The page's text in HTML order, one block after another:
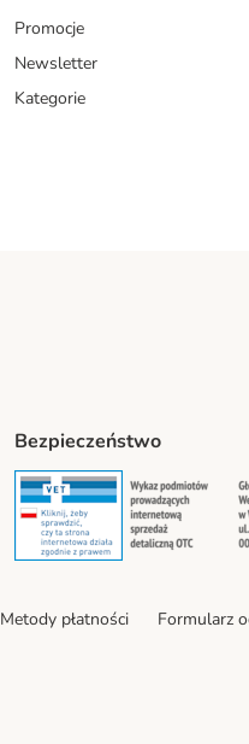
Promocje
Newsletter
Kategorie
Bezpieczeństwo
Security
Metody płatności Formularz